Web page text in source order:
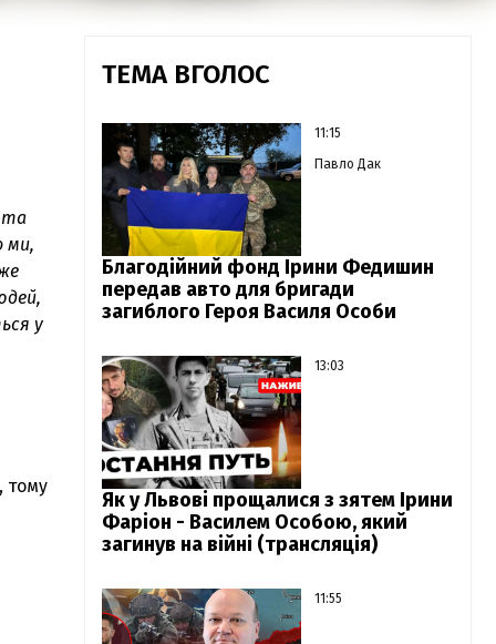
та
ми,
у
тому
ТЕМА ВГОЛОС
11:15
Павло Дак
Благодійний фонд Ірини Федишин
передав авто для бригади
загиблого Героя Василя Особи
13:03
Як у Львові прощалися з зятем Ірини
Фаріон - Василем Особою, який
загинув на війні (трансляція)
11:55